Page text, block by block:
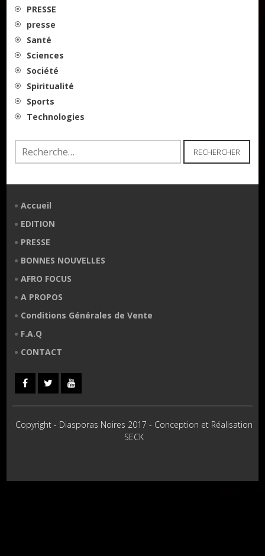
PRESSE
presse
Santé
Sciences
Société
Spiritualité
Sports
Technologies
Rechercher :
Accueil
EDITION
PRESSE
BONNES NOUVELLES
AFRO FOCUS
A PROPOS
Conditions Générales de Vente
F.A.Q
CONTACT
Copyright - Diasporas Noires 2017 - Conception et Réalisation
SECK